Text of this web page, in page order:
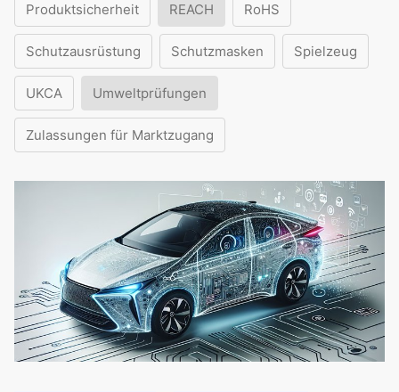
Produktsicherheit REACH RoHS
Schutzausrüstung Schutzmasken Spielzeug
UKCA Umweltprüfungen
Zulassungen für Marktzugang